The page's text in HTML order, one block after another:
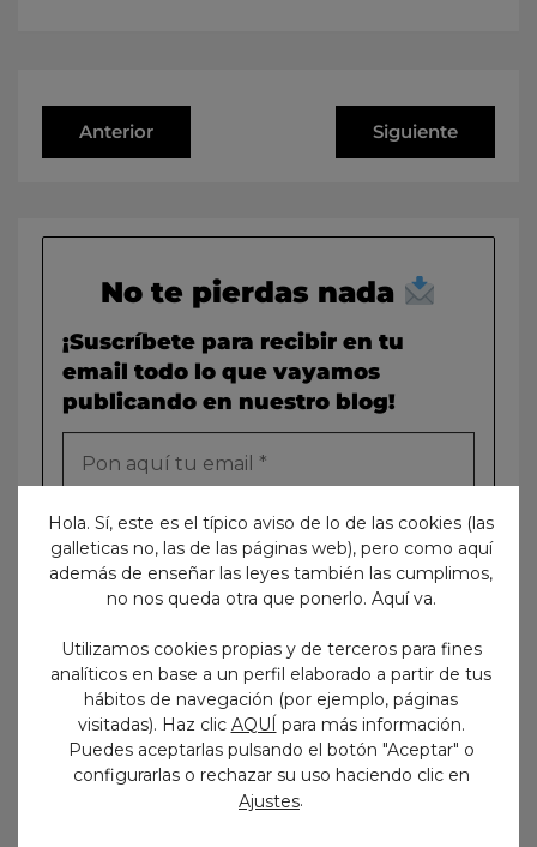
Anterior Siguiente
No te pierdas nada
¡Suscríbete para recibir en tu
email todo lo que vayamos
publicando en nuestro blog!
Buscar
Hola. Sí, este es el típico aviso de lo de las cookies (las
galleticas no, las de las páginas web), pero como aquí
además de enseñar las leyes también las cumplimos,
no nos queda otra que ponerlo. Aquí va.
Utilizamos cookies propias y de terceros para fines
analíticos en base a un perfil elaborado a partir de tus
hábitos de navegación (por ejemplo, páginas
visitadas). Haz clic AQUÍ para más información.
Puedes aceptarlas pulsando el botón "Aceptar" o
configurarlas o rechazar su uso haciendo clic en
Ajustes.